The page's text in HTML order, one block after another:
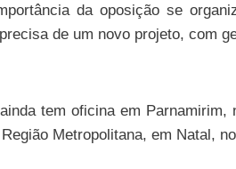
da oposição se
de um novo projeto, com
tem oficina em
Metropolitana, em Natal,